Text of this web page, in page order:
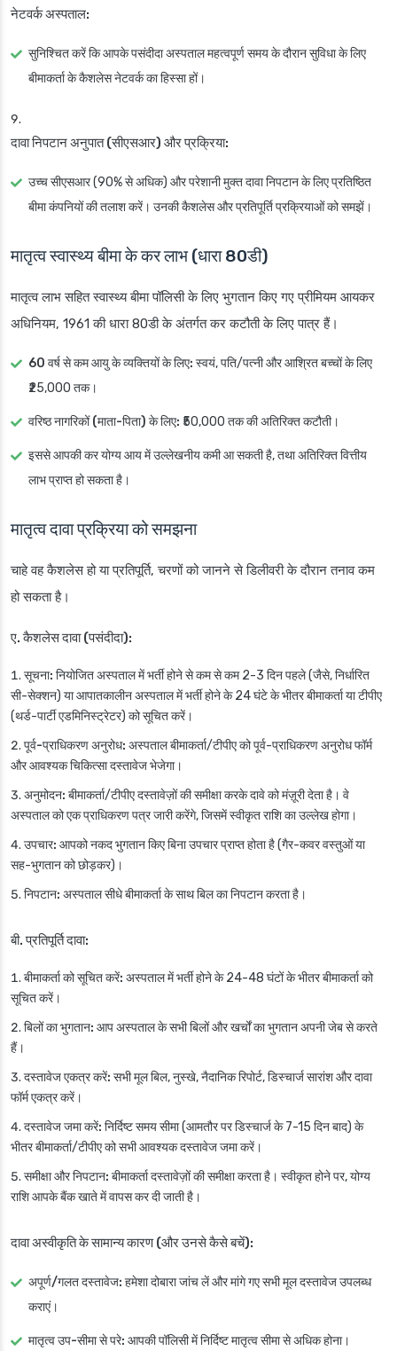
नेटवर्क अस्पताल:
सुनिश्चित करें कि आपके पसंदीदा अस्पताल महत्वपूर्ण समय के दौरान सुविधा के लिए
बीमाकर्ता के कैशलेस नेटवर्क का हिस्सा हों।
दावा निपटान अनुपात (सीएसआर) और प्रक्रिया:
उच्च सीएसआर (90% से अधिक) और परेशानी मुक्त दावा निपटान के लिए प्रतिष्ठित
बीमा कंपनियों की तलाश करें। उनकी कैशलेस और प्रतिपूर्ति प्रक्रियाओं को समझें।
मातृत्व स्वास्थ्य बीमा के कर लाभ (धारा 80डी)
मातृत्व लाभ सहित स्वास्थ्य बीमा पॉलिसी के लिए भुगतान किए गए प्रीमियम आयकर
अधिनियम, 1961 की धारा 80डी के अंतर्गत कर कटौती के लिए पात्र हैं।
60 वर्ष से कम आयु के व्यक्तियों के लिए: स्वयं, पति/पत्नी और आश्रित बच्चों के लिए
₹25,000 तक।
वरिष्ठ नागरिकों (माता-पिता) के लिए: ₹50,000 तक की अतिरिक्त कटौती।
इससे आपकी कर योग्य आय में उल्लेखनीय कमी आ सकती है, तथा अतिरिक्त वित्तीय
लाभ प्राप्त हो सकता है।
मातृत्व दावा प्रक्रिया को समझना
चाहे वह कैशलेस हो या प्रतिपूर्ति, चरणों को जानने से डिलीवरी के दौरान तनाव कम
हो सकता है।
ए. कैशलेस दावा (पसंदीदा):
सूचना: नियोजित अस्पताल में भर्ती होने से कम से कम 2-3 दिन पहले (जैसे, निर्धारित
सी-सेक्शन) या आपातकालीन अस्पताल में भर्ती होने के 24 घंटे के भीतर बीमाकर्ता या टीपीए
(थर्ड-पार्टी एडमिनिस्ट्रेटर) को सूचित करें।
पूर्व-प्राधिकरण अनुरोध: अस्पताल बीमाकर्ता/टीपीए को पूर्व-प्राधिकरण अनुरोध फॉर्म
और आवश्यक चिकित्सा दस्तावेज भेजेगा।
अनुमोदन: बीमाकर्ता/टीपीए दस्तावेज़ों की समीक्षा करके दावे को मंज़ूरी देता है। वे
अस्पताल को एक प्राधिकरण पत्र जारी करेंगे, जिसमें स्वीकृत राशि का उल्लेख होगा।
उपचार: आपको नकद भुगतान किए बिना उपचार प्राप्त होता है (गैर-कवर वस्तुओं या
सह-भुगतान को छोड़कर)।
निपटान: अस्पताल सीधे बीमाकर्ता के साथ बिल का निपटान करता है।
बी. प्रतिपूर्ति दावा:
बीमाकर्ता को सूचित करें: अस्पताल में भर्ती होने के 24-48 घंटों के भीतर बीमाकर्ता को
सूचित करें।
बिलों का भुगतान: आप अस्पताल के सभी बिलों और खर्चों का भुगतान अपनी जेब से करते
हैं।
दस्तावेज एकत्र करें: सभी मूल बिल, नुस्खे, नैदानिक रिपोर्ट, डिस्चार्ज सारांश और दावा
फॉर्म एकत्र करें।
दस्तावेज जमा करें: निर्दिष्ट समय सीमा (आमतौर पर डिस्चार्ज के 7-15 दिन बाद) के
भीतर बीमाकर्ता/टीपीए को सभी आवश्यक दस्तावेज जमा करें।
समीक्षा और निपटान: बीमाकर्ता दस्तावेज़ों की समीक्षा करता है। स्वीकृत होने पर, योग्य
राशि आपके बैंक खाते में वापस कर दी जाती है।
दावा अस्वीकृति के सामान्य कारण (और उनसे कैसे बचें):
अपूर्ण/गलत दस्तावेज: हमेशा दोबारा जांच लें और मांगे गए सभी मूल दस्तावेज उपलब्ध
कराएं।
मातृत्व उप-सीमा से परे: आपकी पॉलिसी में निर्दिष्ट मातृत्व सीमा से अधिक होना।